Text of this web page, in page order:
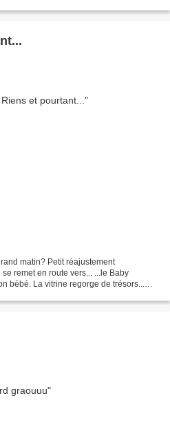
matin? Petit réajustement
remet en route vers... ...le Baby
bébé. La vitrine regorge de trésors...